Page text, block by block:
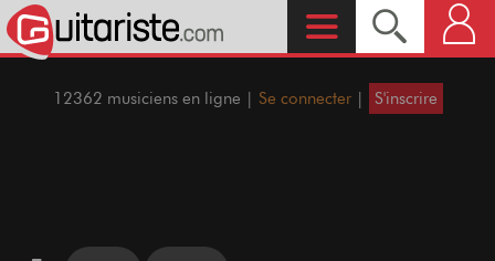
12362 musiciens en ligne | Se connecter| S'inscrire